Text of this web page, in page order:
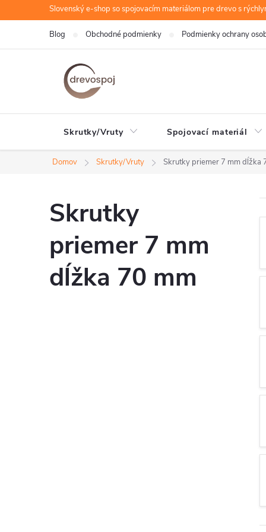
na
Slovenský e-shop so spojovacím materiálom pre drevo s
Blog Obchodné podmienky Podmienky ochrany
Skrutky/Vruty Spojovací materiál
Domov Skrutky/Vruty Skrutky priemer 7 mm dĺžka
Skrutky
priemer 7 mm
dĺžka 70 mm